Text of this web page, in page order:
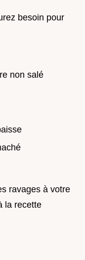
besoin pour
non salé
ravages à votre
la recette